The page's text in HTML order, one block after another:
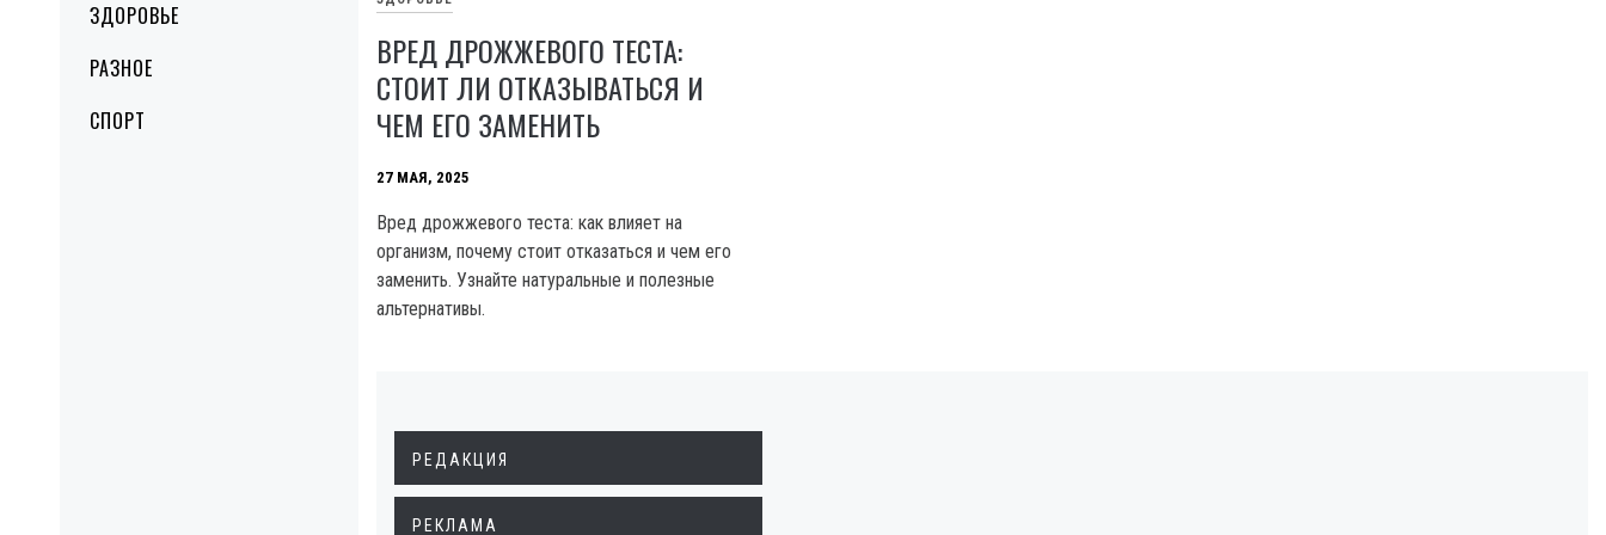
ЗДОРОВЬЕ
РАЗНОЕ
СПОРТ
ВРЕД ДРОЖЖЕВОГО ТЕСТА:
СТОИТ ЛИ ОТКАЗЫВАТЬСЯ И
ЧЕМ ЕГО ЗАМЕНИТЬ
27 МАЯ, 2025
Вред дрожжевого теста: как влияет на
организм, почему стоит отказаться и чем его
заменить. Узнайте натуральные и полезные
альтернативы.
РЕДАКЦИЯ
РЕКЛАМА